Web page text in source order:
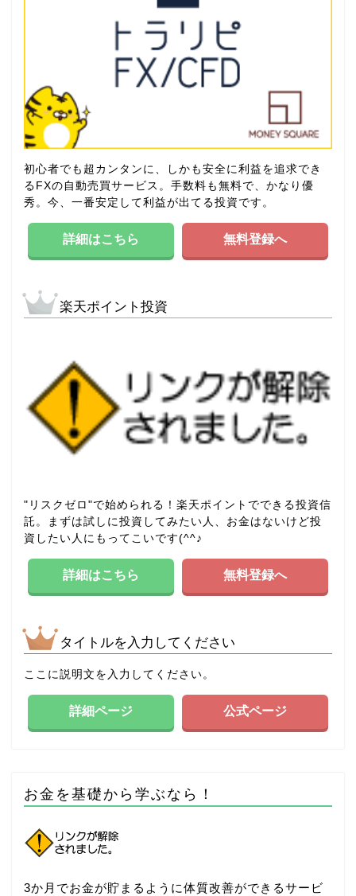
初心者でも超カンタンに、しかも安全に利益を追求でき
るFXの自動売買サービス。手数料も無料で、かなり優
秀。今、一番安定して利益が出てる投資です。
詳細はこちら 無料登録へ
楽天ポイント投資
"リスクゼロ"で始められる！楽天ポイントでできる投資信
託。まずは試しに投資してみたい人、お金はないけど投
資したい人にもってこいです(^^♪
詳細はこちら 無料登録へ
タイトルを入力してください
ここに説明文を入力してください。
詳細ページ 公式ページ
お金を基礎から学ぶなら！
3か月でお金が貯まるように体質改善ができるサービ